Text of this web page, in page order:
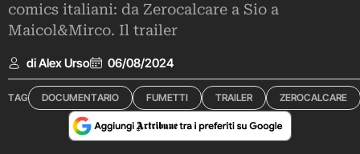
comics italiani: da Zerocalcare a Sio a
Maicol&Mirco. Il trailer
di Alex Urso 06/08/2024
TAG DOCUMENTARIO FUMETTI TRAILER ZEROCALCARE